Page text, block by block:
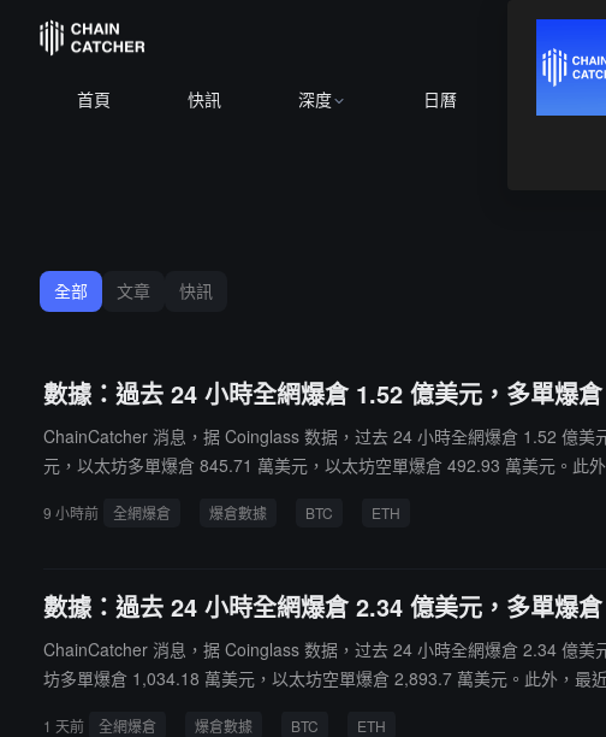
首頁 快訊 深度 日曆
全部 文章 快訊
數據：過去 24 小時全網爆倉 1.52 億美元，多單爆
ChainCatcher 消息，据 Coinglass 数据，过去 24 小時全網爆倉 1.52 億
元，以太坊多單爆倉 845.71 萬美元，以太坊空單爆倉 492.93 萬美元。此
9 小時前 全網爆倉 爆倉數據 BTC ETH
數據：過去 24 小時全網爆倉 2.34 億美元，多單爆
ChainCatcher 消息，据 Coinglass 数据，过去 24 小時全網爆倉 2.34 億
坊多單爆倉 1,034.18 萬美元，以太坊空單爆倉 2,893.7 萬美元。此外，最
1 天前 全網爆倉 爆倉數據 BTC ETH